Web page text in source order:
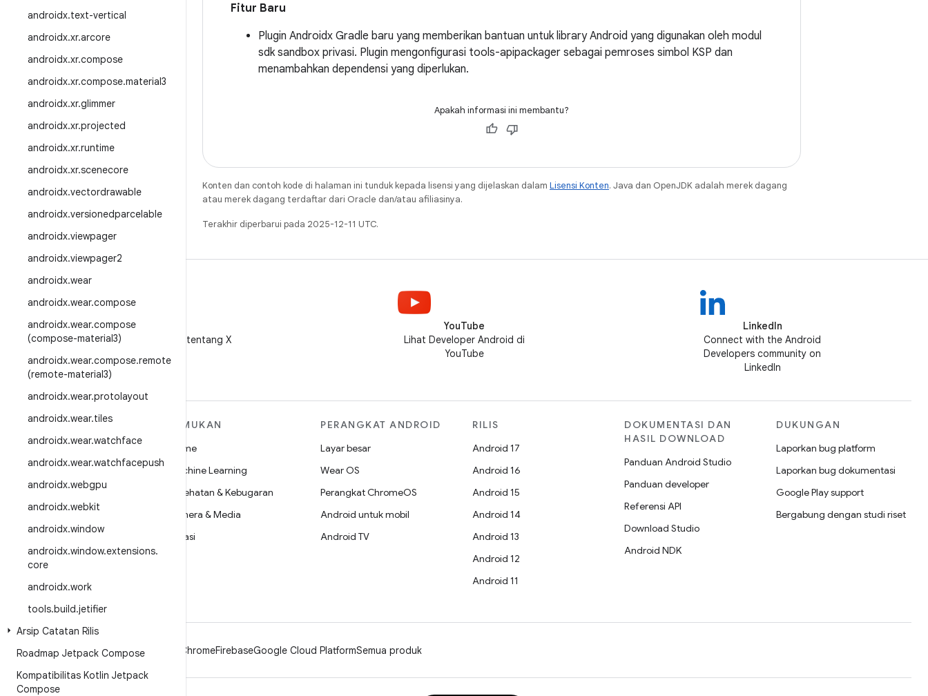
androidx.text-vertical
androidx.xr.arcore
androidx.xr.compose
androidx.xr.compose.material3
androidx.xr.glimmer
androidx.xr.projected
androidx.xr.runtime
androidx.xr.scenecore
androidx.vectordrawable
androidx.versionedparcelable
androidx.viewpager
androidx.viewpager2
androidx.wear
androidx.wear.compose
androidx.wear.compose
(compose-material3)
androidx.wear.compose.remote
(remote-material3)
androidx.wear.protolayout
androidx.wear.tiles
androidx.wear.watchface
androidx.wear.watchfacepush
androidx.webgpu
androidx.webkit
androidx.window
androidx.window.extensions.
core
androidx.work
tools.build.jetifier
Arsip Catatan Rilis
Roadmap Jetpack Compose
Kompatibilitas Kotlin Jetpack
Compose
Fitur Baru
Plugin Androidx Gradle baru yang memberikan bantuan untuk library Android yang digunakan oleh modul
sdk sandbox privasi. Plugin mengonfigurasi tools-apipackager sebagai pemroses simbol KSP dan
menambahkan dependensi yang diperlukan.
Apakah informasi ini membantu?
Konten dan contoh kode di halaman ini tunduk kepada lisensi yang dijelaskan dalam Lisensi Konten. Java dan OpenJDK adalah merek dagang
atau merek dagang terdaftar dari Oracle dan/atau afiliasinya.
Terakhir diperbarui pada 2025-12-11 UTC.
Ikuti @AndroidDev tentang X
YouTube
Lihat Developer Android di
YouTube
LinkedIn
Connect with the Android
Developers community on
LinkedIn
SELENGKAPNYA
TENTANG ANDROID
Android
Android untuk Perusahaan
Keamanan
Source
Berita
Blog
Podcast
TEMUKAN
Game
Machine Learning
Kesehatan & Kebugaran
Kamera & Media
Privasi
PERANGKAT ANDROID
Layar besar
Wear OS
Perangkat ChromeOS
Android untuk mobil
Android TV
RILIS
Android 17
Android 16
Android 15
Android 14
Android 13
Android 12
Android 11
DOKUMENTASI DAN
HASIL DOWNLOAD
Panduan Android Studio
Panduan developer
Referensi API
Download Studio
Android NDK
DUKUNGAN
Laporkan bug platform
Laporkan bug dokumentasi
Google Play support
Bergabung dengan studi riset
Android ChromeFirebaseGoogle Cloud PlatformSemua produk